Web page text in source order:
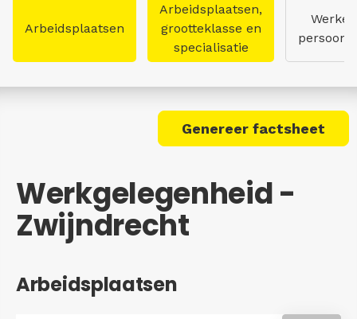
Arbeidsplaatsen
Arbeidsplaatsen,
grootteklasse en
specialisatie
Genereer factsheet
Werkgelegenheid -
Zwijndrecht
Arbeidsplaatsen